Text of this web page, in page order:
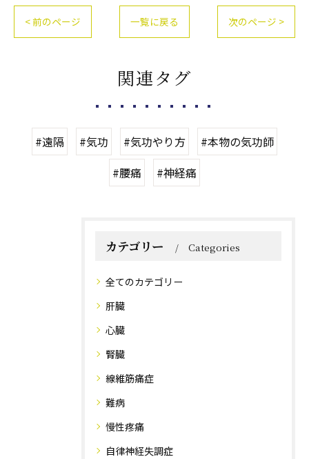
< 前のページ 一覧に戻る 次のページ >
関連タグ
#遠隔 #気功 #気功やり方
#本物の気功師
#腰痛
#神経痛
カテゴリー Categories
全てのカテゴリー
肝臓
心臓
腎臓
線維筋痛症
難病
慢性疼痛
自律神経失調症